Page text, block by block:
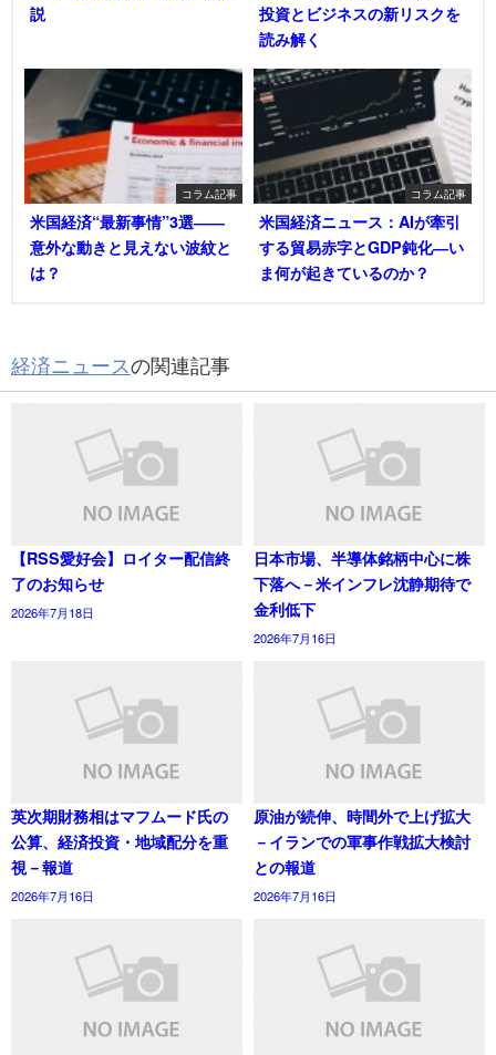
説
投資とビジネスの新リスクを
読み解く
コラム記事
米国経済“最新事情”3選――
意外な動きと見えない波紋と
は？
コラム記事
米国経済ニュース：AIが牽引
する貿易赤字とGDP鈍化―い
ま何が起きているのか？
経済ニュースの関連記事
【RSS愛好会】ロイター配信終
了のお知らせ
2026年7月18日
日本市場、半導体銘柄中心に株
下落へ－米インフレ沈静期待で
金利低下
2026年7月16日
英次期財務相はマフムード氏の
公算、経済投資・地域配分を重
視－報道
2026年7月16日
原油が続伸、時間外で上げ拡大
－イランでの軍事作戦拡大検討
との報道
2026年7月16日